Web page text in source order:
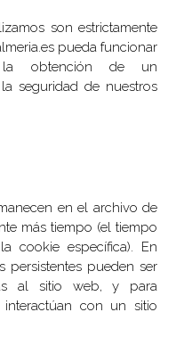
son estrictamente
pueda funcionar
la obtención de un
seguridad de nuestros
en el archivo de
más tiempo (el tiempo
cookie específica). En
persistentes pueden ser
al sitio web, y para
con un sitio